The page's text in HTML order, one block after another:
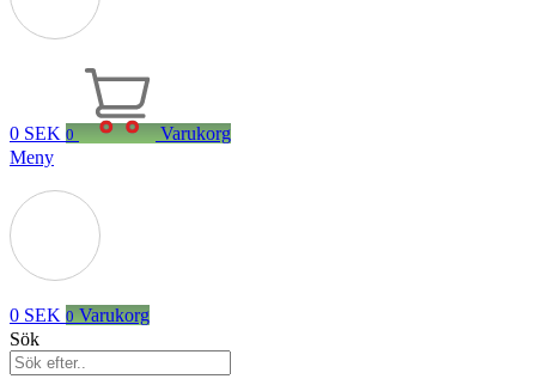
0 SEK 0
Varukorg
Meny
0 SEK 0 Varukorg
Sök